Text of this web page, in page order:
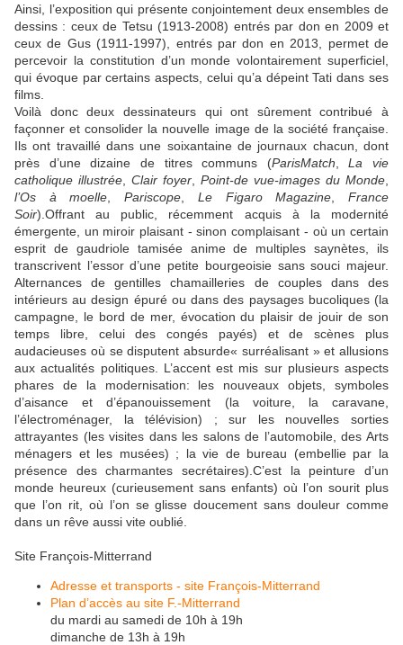
Ainsi, l’exposition qui présente conjointement deux ensembles de
dessins : ceux de Tetsu (1913-2008) entrés par don en 2009 et
ceux de Gus (1911-1997), entrés par don en 2013, permet de
percevoir la constitution d’un monde volontairement superficiel,
qui évoque par certains aspects, celui qu’a dépeint Tati dans ses
films.
Voilà donc deux dessinateurs qui ont sûrement contribué à
façonner et consolider la nouvelle image de la société française.
Ils ont travaillé dans une soixantaine de journaux chacun, dont
près d’une dizaine de titres communs (ParisMatch ,La vie
catholique illustrée
Clair foyer Point-de vue-images du Monde
l’Os à moelle ,Pariscope Le Figaro Magazine ,France
Soir).Offrant au public, récemment acquis à la modernité
émergente, un miroir plaisant - sinon complaisant - où un certain
esprit de gaudriole tamisée anime de multiples saynètes, ils
transcrivent l’essor d’une petite bourgeoisie sans souci majeur.
Alternances de gentilles chamailleries de couples dans des
intérieurs au design épuré ou dans des paysages bucoliques (la
campagne, le bord de mer, évocation du plaisir de jouir de son
temps libre, celui des congés payés) et de scènes plus
audacieuses où se disputent absurde« surréalisant » et allusions
aux actualités politiques. L’accent est mis sur plusieurs aspects
phares de la modernisation: les nouveaux objets, symboles
d’aisance et d’épanouissement (la voiture, la caravane,
l’électroménager, la télévision) ; sur les nouvelles sorties
attrayantes (les visites dans les salons de l’automobile, des Arts
ménagers et les musées) ; la vie de bureau (embellie par la
présence des charmantes secrétaires).C’est la peinture d’un
monde heureux (curieusement sans enfants) où l’on sourit plus
que l’on rit, où l’on se glisse doucement sans douleur comme
dans un rêve aussi vite oublié.
Site François-Mitterrand
Adresse et transports - site François-Mitterrand
Plan d’accès au site F.-Mitterrand
du mardi au samedi de 10h à 19h
dimanche de 13h à 19h